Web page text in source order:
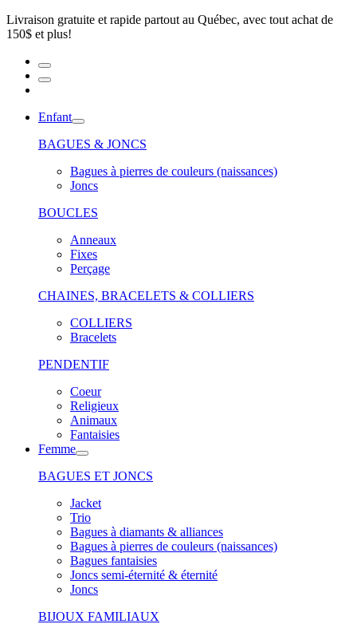
Livraison gratuite et rapide partout au Québec, avec tout achat de
150$ et plus!
Enfant
BAGUES & JONCS
Bagues à pierres de couleurs (naissances)
Joncs
BOUCLES
Anneaux
Fixes
Perçage
CHAINES, BRACELETS & COLLIERS
COLLIERS
Bracelets
PENDENTIF
Coeur
Religieux
Animaux
Fantaisies
Femme
BAGUES ET JONCS
Jacket
Trio
Bagues à diamants & alliances
Bagues à pierres de couleurs (naissances)
Bagues fantaisies
Joncs semi-éternité & éternité
Joncs
BIJOUX FAMILIAUX